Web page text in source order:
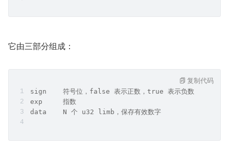
它由三部分组成：
sign    符号位，false 表示正数，true 表示负数
exp     指数
data    N 个 u32 limb，保存有效数字
复制代码